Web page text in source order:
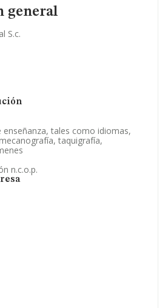
general
S.c.
enseñanza, tales como idiomas,
taquigrafía,
n.c.o.p.
y registral complementaria.